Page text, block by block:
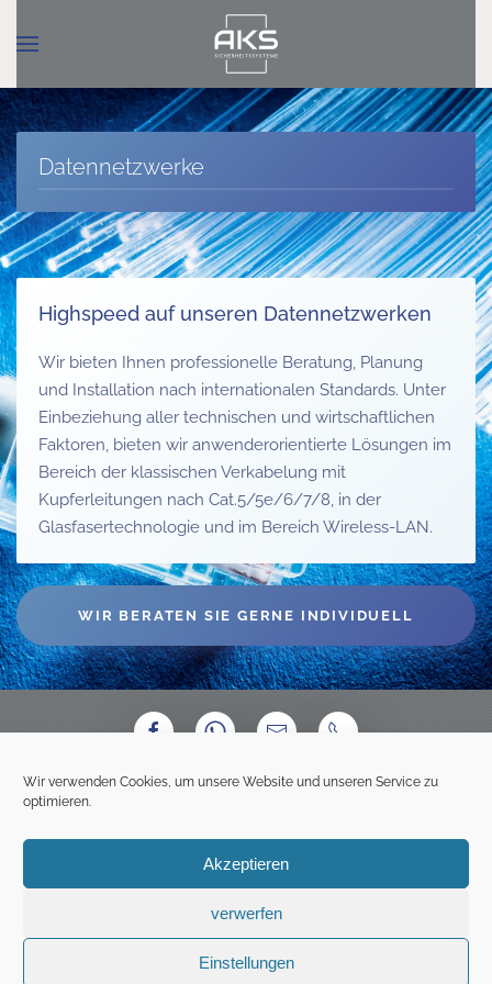
Wir verwenden Cookies, um unsere Website und unseren Service zu
optimieren.
Akzeptieren
verwerfen
Einstellungen
Zum Hauptinhalt springen
Datennetzwerke
Highspeed auf unseren Datennetzwerken
Wir bieten Ihnen professionelle Beratung, Planung
und Installation nach internationalen Standards. Unter
Einbeziehung aller technischen und wirtschaftlichen
Faktoren, bieten wir anwenderorientierte Lösungen im
Bereich der klassischen Verkabelung mit
Kupferleitungen nach Cat.5/5e/6/7/8, in der
Glasfasertechnologie und im Bereich Wireless-LAN.
WIR BERATEN SIE GERNE INDIVIDUELL
DATENSCHUTZERKLÄRUNG
HAFTUNGSAUSSCHLUSS